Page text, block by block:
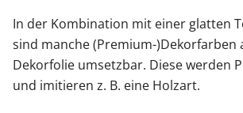
In der Kombination mit einer glatten
sind manche (Premium-)Dekorfarben
Dekorfolie umsetzbar. Diese werden
und imitieren z. B. eine Holzart.